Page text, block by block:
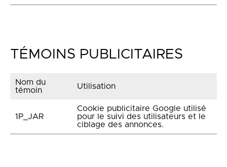
TÉMOINS PUBLICITAIRES
Nom du
témoin
Utilisation
1P_JAR
Cookie publicitaire Google utilisé
pour le suivi des utilisateurs et le
ciblage des annonces.